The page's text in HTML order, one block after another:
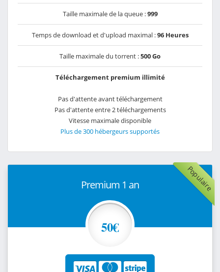
Taille maximale de la queue :999
Temps de download et d'upload maximal :96 Heures
Taille maximale du torrent :500 Go
Téléchargement premium illimité
Pas d'attente avant téléchargement
Pas d'attente entre 2 téléchargements
Vitesse maximale disponible
Plus de 300 hébergeurs supportés
Populaire
Premium 1 an
50€